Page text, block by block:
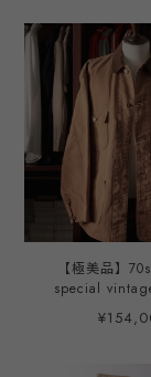
チャンピオン
グ スペシャル
スウィングトッ
ト USA製 サイ
コンディ
【極美品】
special
jacket
made in USA